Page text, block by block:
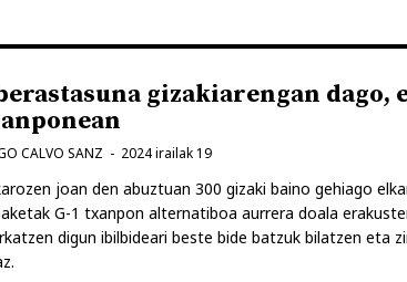
gizakiarengan dago,
2024 irailak 19
CALVO SANZ
joan den abuztuan 300 gizaki baino gehiago
G-1 txanpon alternatiboa aurrera doala
digun ibilbideari beste bide batzuk bilatzen eta